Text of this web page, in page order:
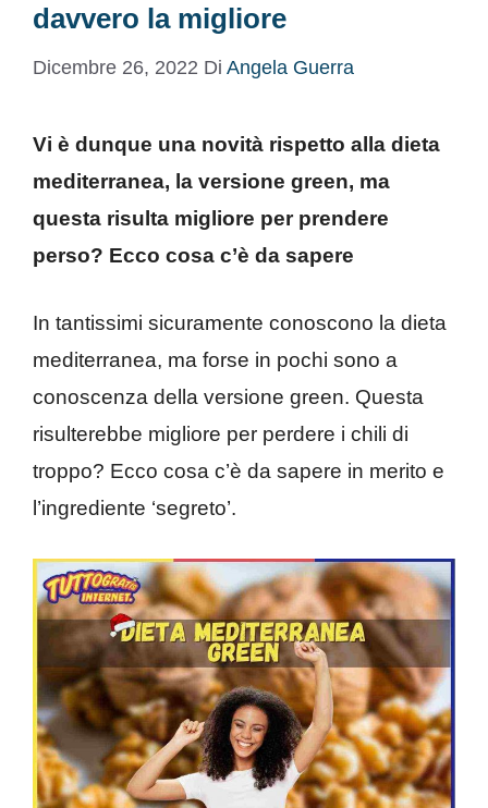
davvero la migliore
Dicembre 26, 2022 Di Angela Guerra
Vi è dunque una novità rispetto alla dieta
mediterranea, la versione green, ma
questa risulta migliore per prendere
perso? Ecco cosa c’è da sapere
In tantissimi sicuramente conoscono la dieta
mediterranea, ma forse in pochi sono a
conoscenza della versione green. Questa
risulterebbe migliore per perdere i chili di
troppo? Ecco cosa c’è da sapere in merito e
l’ingrediente ‘segreto’.